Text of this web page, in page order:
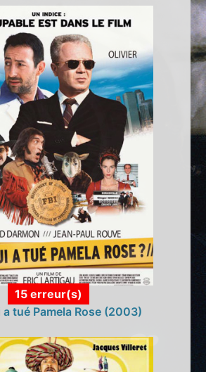
15 erreur(s)
tué Pamela Rose (2003)